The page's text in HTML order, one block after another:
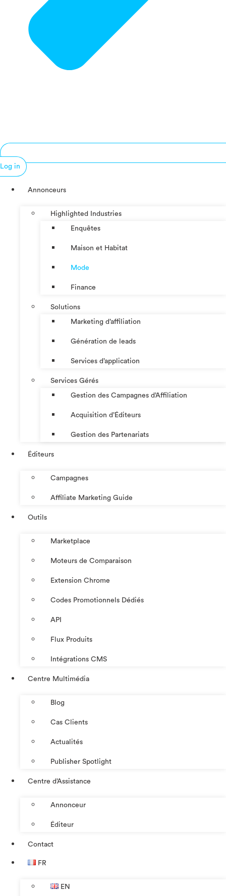
Log in
Annonceurs
Highlighted Industries
Enquêtes
Maison et Habitat
Mode
Finance
Solutions
Marketing d’affiliation
Génération de leads
Services d’application
Services Gérés
Gestion des Campagnes d’Affiliation​
Acquisition d’Éditeurs
Gestion des Partenariats
Éditeurs
Campagnes
Affiliate Marketing Guide
Outils
Marketplace
Moteurs de Comparaison
Extension Chrome
Codes Promotionnels Dédiés
API
Flux Produits
Intégrations CMS
Centre Multimédia
Blog
Cas Clients
Actualités
Publisher Spotlight
Centre d’Assistance
Annonceur
Éditeur
Contact
FR
EN